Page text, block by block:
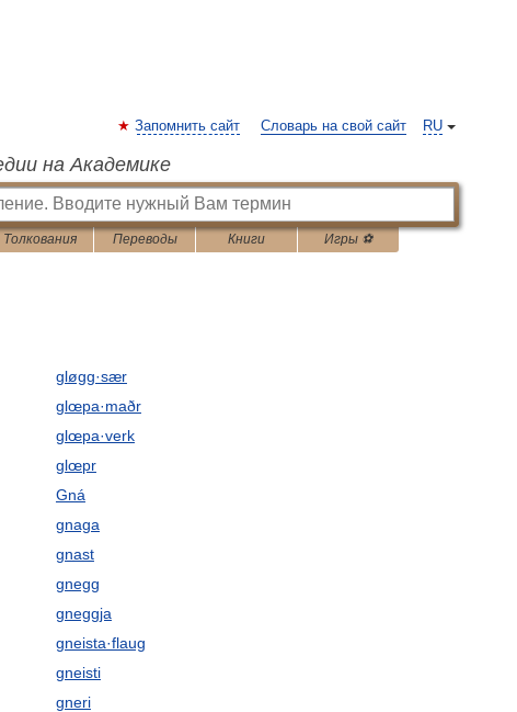
RU
Запомнить сайт Словарь на свой сайт
на Академике
Толкования Переводы Книги Игры ⚽
gløgg·sær
glœpa·maðr
glœpa·verk
glœpr
Gná
gnaga
gnast
gnegg
gneggja
gneista·flaug
gneisti
gneri